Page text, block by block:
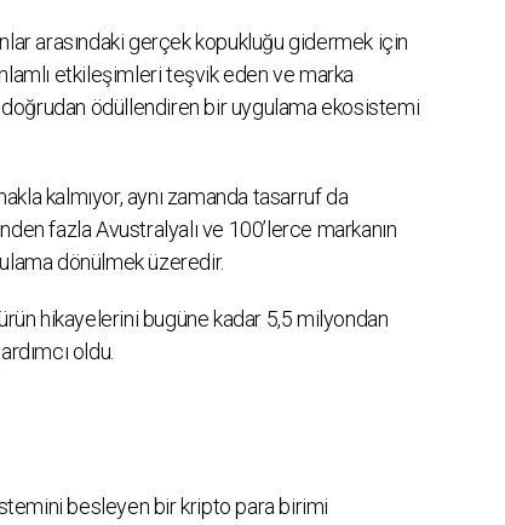
arasındaki gerçek kopukluğu gidermek için
etkileşimleri teşvik eden ve marka
ödüllendiren bir uygulama ekosistemi
kalmıyor, aynı zamanda tasarruf da
fazla Avustralyalı ve 100’lerce markanın
dönülmek üzeredir.
hikayelerini bugüne kadar 5,5 milyondan
oldu.
besleyen bir kripto para birimi